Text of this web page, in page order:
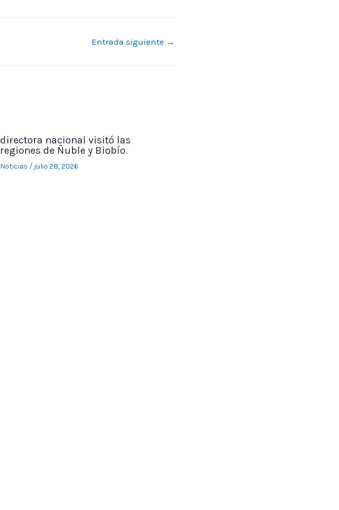
Entrada siguiente →
directora nacional visitó las
regiones de Ñuble y Biobío
Noticias / julio 28, 2026